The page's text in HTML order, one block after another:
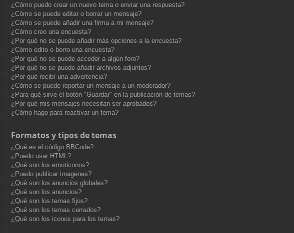
¿Cómo puedo crear un nuevo tema o enviar una respuesta?
¿Cómo se puede editar o borrar un mensaje?
¿Cómo se puede añadir una firma a mi mensaje?
¿Cómo creo una encuesta?
¿Por qué no se puede añadir más opciones a la encuesta?
¿Cómo edito o borro una encuesta?
¿Por qué no se puede acceder a algún foro?
¿Por qué no se puede añadir archivos adjuntos?
¿Por qué recibí una advertencia?
¿Cómo se puede reportar un mensaje a un moderador?
¿Para qué sirve el botón "Guardar" en la publicación de temas?
¿Por qué mis mensajes necesitan ser aprobados?
¿Cómo hago para reactivar un tema?
Formatos y tipos de temas
¿Qué es el código BBCode?
¿Puedo usar HTML?
¿Qué son los emoticonos?
¿Puedo publicar imagenes?
¿Qué son los anuncios globales?
¿Qué son los anuncios?
¿Qué son los temas fijos?
¿Qué son los temas cerrados?
¿Qué son los iconos para los temas?